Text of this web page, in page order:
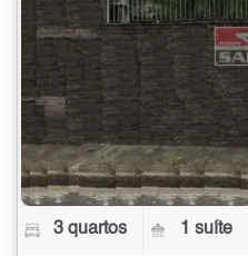
3 quartos 1 suíte